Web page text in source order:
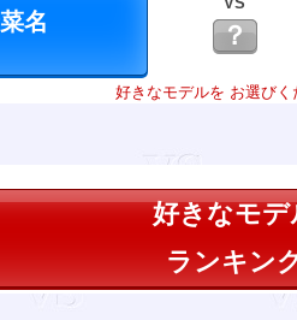
？
好きなモデルを お選びく
好きなモデ
ランキン